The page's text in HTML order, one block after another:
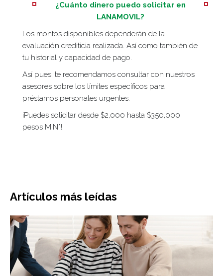
¿Cuánto dinero puedo solicitar en
LANAMOVIL?
Los montos disponibles dependerán de la
evaluación crediticia realizada. Así como también de
tu historial y capacidad de pago.
Así pues, te recomendamos consultar con nuestros
asesores sobre los límites específicos para
préstamos personales urgentes.
¡Puedes solicitar desde $2,000 hasta $350,000
pesos M.N*!
Artículos más leídas